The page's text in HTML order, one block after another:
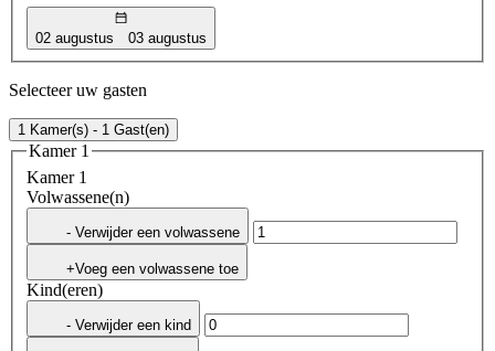
02 augustus 03 augustus
Selecteer uw gasten
1 Kamer(s) - 1 Gast(en)
Kamer 1
Kamer 1
Volwassene(n)
- Verwijder een volwassene
+Voeg een volwassene toe
Kind(eren)
- Verwijder een kind